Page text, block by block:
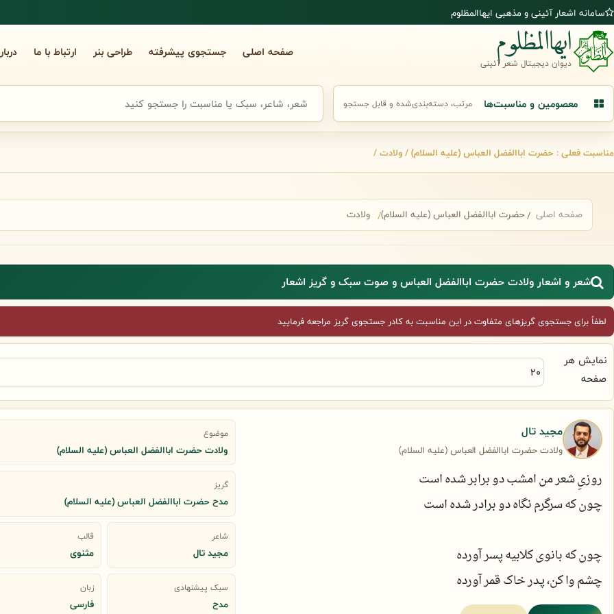
پرش به محتوای اصلی
سامانه اشعار آئینی و مذهبی ایهاالمظلوم
ایهاالمظلوم
دیوان دیجیتال شعر آئینی
صفحه اصلی جستجوی پیشرفته طراحی بنر ارتباط با ما
معصومین و مناسبت‌ها مرتب، دسته‌بندی‌شده و قابل جستجو
جستجوی سریع شعر
مناسبت فعلی : حضرت اباالفضل العباس (علیه السلام) / ولادت /
صفحه اصلی حضرت اباالفضل العباس (علیه السلام) ولادت
شعر و اشعار ولادت حضرت اباالفضل العباس و صوت سبک و گریز اشعار
لطفاً برای جستجوی گریزهای متفاوت در این مناسبت به کادر جستجوی گریز مراجعه فرمایید
نمایش هر
صفحه
مجید تال
ولادت حضرت اباالفضل العباس (علیه السلام)
روزیِ شعر من امشب دو برابر شده است
چون که سرگرم نگاه دو برادر شده است
چون که بانوی کلابیه پسر آورده
چشم وا کن، پدر خاک قمر آورده
موضوع
ولادت حضرت اباالفضل العباس (علیه السلام)
گریز
مدح حضرت اباالفضل العباس (علیه السلام)
شاعر
مجید تال
قالب
مثنوی
سبک پیشنهادی
مدح
زبان
فارسی